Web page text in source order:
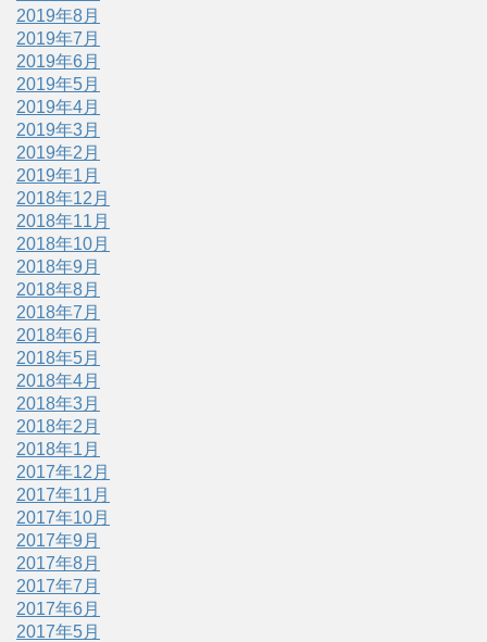
2019年8月
2019年7月
2019年6月
2019年5月
2019年4月
2019年3月
2019年2月
2019年1月
2018年12月
2018年11月
2018年10月
2018年9月
2018年8月
2018年7月
2018年6月
2018年5月
2018年4月
2018年3月
2018年2月
2018年1月
2017年12月
2017年11月
2017年10月
2017年9月
2017年8月
2017年7月
2017年6月
2017年5月